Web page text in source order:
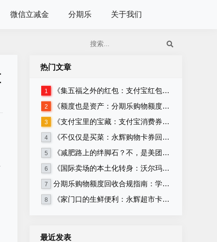
微信立减金 分期乐 关于我们
热门文章
1 《集五福之外的红包：支付宝红包套装回收》
2 《额度也是资产：分期乐购物额度回收的正确姿势》
3 《支付宝里的宝藏：支付宝消费券回收攻略》
4 《不仅仅是买菜：永辉购物卡券回收的多种可能》
5 《减肥路上的绊脚石？不，是美团卡回收！》
6 《国际卖场的本土化转身：沃尔玛购物卡券与沃尔玛超市卡券回收》
7 分期乐购物额度回收合规指南：学生党必看，远离套现安全变现
8 《家门口的生鲜便利：永辉超市卡券回收》
最近发表